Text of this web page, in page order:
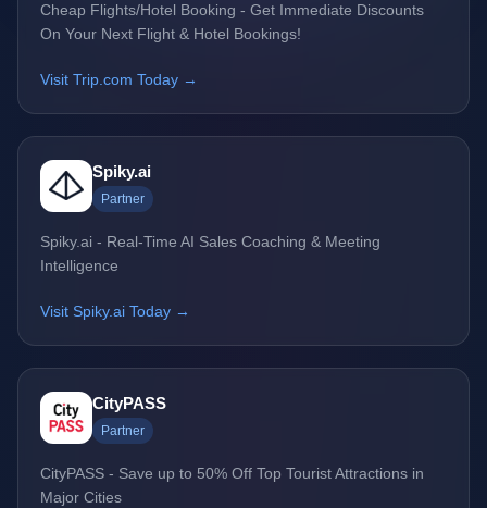
Cheap Flights/Hotel Booking - Get Immediate Discounts
On Your Next Flight & Hotel Bookings!
Visit Trip.com Today →
Spiky.ai
Partner
Spiky.ai - Real-Time AI Sales Coaching & Meeting
Intelligence
Visit Spiky.ai Today →
CityPASS
Partner
CityPASS - Save up to 50% Off Top Tourist Attractions in
Major Cities